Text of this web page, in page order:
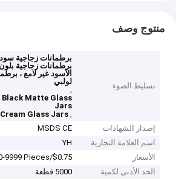
منتوج وصف
تسليط الضوء
برطمانات زجاجية
الأسود غير لامع ،
لولبي
,
Black Matte Glass
Jars
,
Glass Jars
إصدار الشهادات
MSDS CE
اسم العلامة التجارية
YH
الأسعار
$0.75/Pieces 5000-9999 Pieces
الحد الأدنى لكمية
5000 قطعة